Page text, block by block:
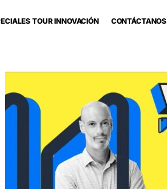
TOUR INNOVACIÓN CONTÁCTANOS